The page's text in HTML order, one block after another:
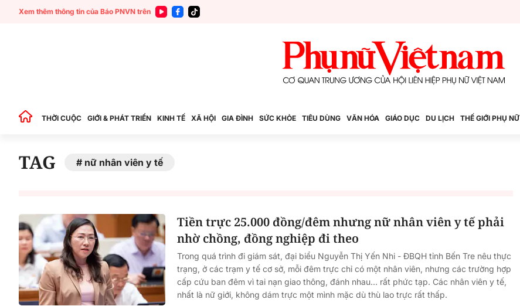
Xem thêm thông tin của Báo PNVN trên
THỜI CUỘC GIỚI & PHÁT TRIỂN KINH TẾ XÃ HỘI GIA ĐÌNH SỨC KHỎE TIÊU DÙNG VĂN HÓA GIÁO DỤC DU LỊCH THẾ GIỚI PHỤ NỮ
TAG nữ nhân viên y tế
Tiền trực 25.000 đồng/đêm nhưng nữ nhân viên y tế phải
nhờ chồng, đồng nghiệp đi theo
Trong quá trình đi giám sát, đại biểu Nguyễn Thị Yến Nhi - ĐBQH tỉnh Bến Tre nêu thực
trạng, ở các trạm y tế cơ sở, mỗi đêm trực chỉ có một nhân viên, nhưng các trường hợp
cấp cứu ban đêm vì tai nạn giao thông, đánh nhau… rất phức tạp. Các nhân viên y tế,
nhất là nữ giới, không dám trực một mình mặc dù thù lao trực rất thấp.